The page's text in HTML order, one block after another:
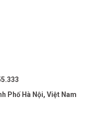
Phố Hà Nội, Việt Nam